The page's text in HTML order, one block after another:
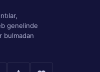
genelinde
bulmadan